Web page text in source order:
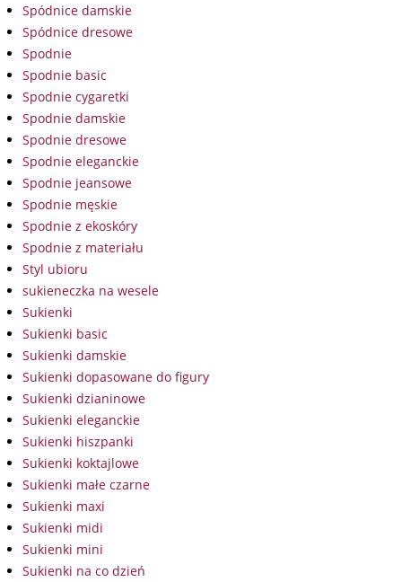
Spódnice damskie
Spódnice dresowe
Spodnie
Spodnie basic
Spodnie cygaretki
Spodnie damskie
Spodnie dresowe
Spodnie eleganckie
Spodnie jeansowe
Spodnie męskie
Spodnie z ekoskóry
Spodnie z materiału
Styl ubioru
sukieneczka na wesele
Sukienki
Sukienki basic
Sukienki damskie
Sukienki dopasowane do figury
Sukienki dzianinowe
Sukienki eleganckie
Sukienki hiszpanki
Sukienki koktajlowe
Sukienki małe czarne
Sukienki maxi
Sukienki midi
Sukienki mini
Sukienki na co dzień